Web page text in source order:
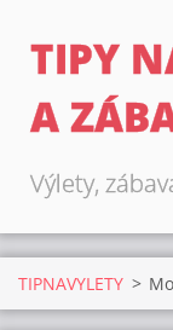
TIPY
A
Výlety,
TIPNAVYLETY >